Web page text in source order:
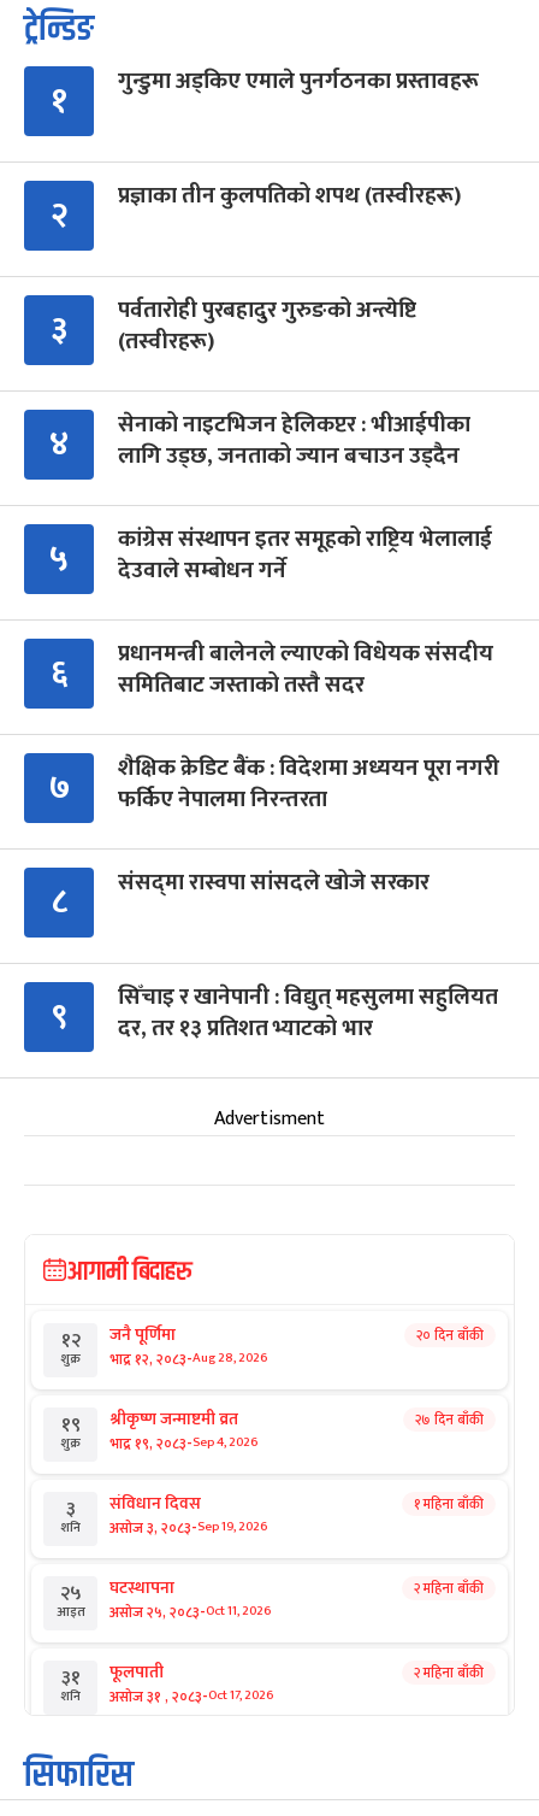
ट्रेन्डिङ
१ गुन्डुमा अड्किए एमाले पुनर्गठनका प्रस्तावहरू
२ प्रज्ञाका तीन कुलपतिको शपथ (तस्वीरहरू)
३
पर्वतारोही पुरबहादुर गुरुङको अन्त्येष्टि
(तस्वीरहरू)
४
सेनाको नाइटभिजन हेलिकप्टर : भीआईपीका
लागि उड्छ, जनताको ज्यान बचाउन उड्दैन
५
कांग्रेस संस्थापन इतर समूहको राष्ट्रिय भेलालाई
देउवाले सम्बोधन गर्ने
६
प्रधानमन्त्री बालेनले ल्याएको विधेयक संसदीय
समितिबाट जस्ताको तस्तै सदर
७
शैक्षिक क्रेडिट बैंक : विदेशमा अध्ययन पूरा नगरी
फर्किए नेपालमा निरन्तरता
८ संसद्‍मा रास्वपा सांसदले खोजे सरकार
९
सिँचाइ र खानेपानी : विद्युत् महसुलमा सहुलियत
दर, तर १३ प्रतिशत भ्याटको भार
Advertisment
आगामी बिदाहरु
१२
शुक्र
जनै पूर्णिमा
भाद्र १२, २०८३-Aug 28, 2026
२० दिन बाँकी
१९
शुक्र
श्रीकृष्ण जन्माष्टमी व्रत
भाद्र १९, २०८३-Sep 4, 2026
२७ दिन बाँकी
३
शनि
संविधान दिवस
असोज ३, २०८३-Sep 19, 2026
१ महिना बाँकी
२५
आइत
घटस्थापना
असोज २५, २०८३-Oct 11, 2026
२ महिना बाँकी
३१
शनि
फूलपाती
असोज ३१ , २०८३-Oct 17, 2026
२ महिना बाँकी
१
आइत
कार्तिक सङ्क्रान्ति
कार्तिक १, २०८३
सिफारिस